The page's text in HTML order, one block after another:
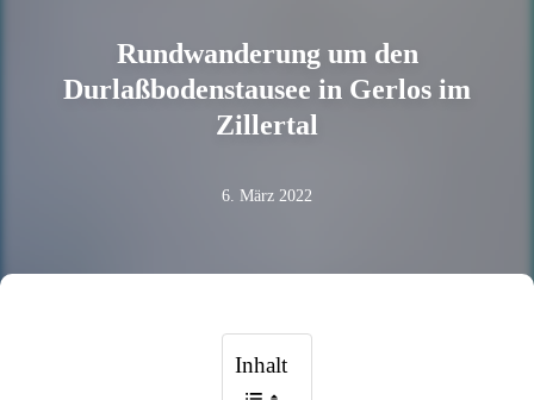
Rundwanderung um den
Durlaßbodenstausee in Gerlos im
Zillertal
6. März 2022
Inhalt